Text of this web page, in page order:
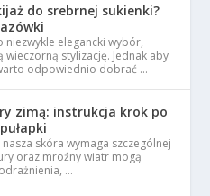
do srebrnej sukienki?
niezwykle elegancki wybór,
stylizację. Jednak aby
odpowiednio dobrać …
zimą: instrukcja krok po
skóra wymaga szczególnej
oraz mroźny wiatr mogą
…